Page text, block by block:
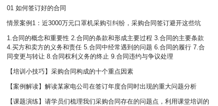
01 如何签订好的合同
情景案例1：近3000万元口罩机采购引纠纷，采购合同签订避开这些坑
1.合同的概念和重要性 2.合同的条款和形成主要过程 3.合同的主要条款
4.买方和卖方的义务和责任 5.合同中经常遇到的问题 6.合同的履行 7.合
同变更与转让 8.合同权利义务的终止 9.合同违约与争议处理
【培训小技巧】采购合同构成的十个重点因素
【案例解读】解读某家电公司在签订年度合同时出现的重大问题分析
【课题演练】请学员们梳理我们采购合同存在的问题点，利用课堂培训的